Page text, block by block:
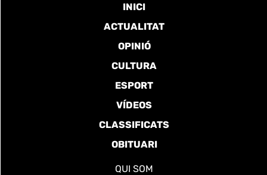
INICI
ACTUALITAT
OPINIÓ
CULTURA
ESPORT
VÍDEOS
CLASSIFICATS
OBITUARI
QUI SOM